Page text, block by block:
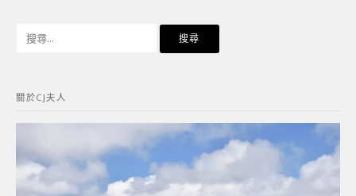
字:
關於CJ夫人